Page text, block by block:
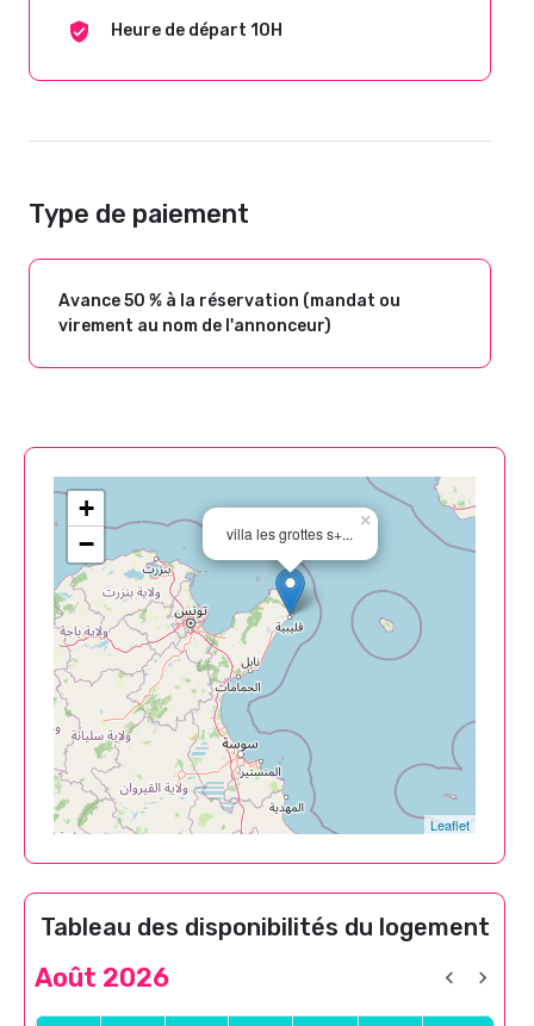
Heure de départ 10H
Type de paiement
Avance 50 % à la réservation (mandat ou
virement au nom de l'annonceur)
villa les grottes s+...
×
+
−
Leaflet
Tableau des disponibilités du logement
Août 2026